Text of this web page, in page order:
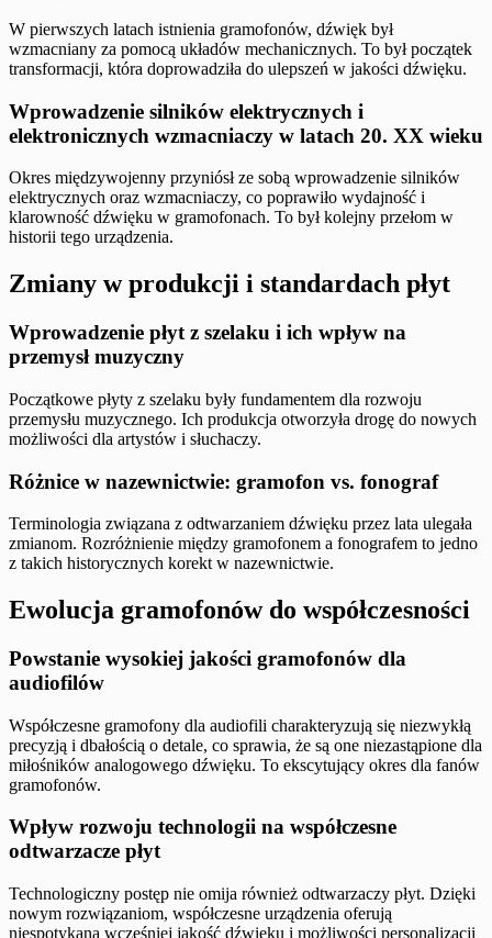
W pierwszych latach istnienia gramofonów, dźwięk był
wzmacniany za pomocą układów mechanicznych. To był początek
transformacji, która doprowadziła do ulepszeń w jakości dźwięku.
Wprowadzenie silników elektrycznych i
elektronicznych wzmacniaczy w latach 20. XX wieku
Okres międzywojenny przyniósł ze sobą wprowadzenie silników
elektrycznych oraz wzmacniaczy, co poprawiło wydajność i
klarowność dźwięku w gramofonach. To był kolejny przełom w
historii tego urządzenia.
Zmiany w produkcji i standardach płyt
Wprowadzenie płyt z szelaku i ich wpływ na
przemysł muzyczny
Początkowe płyty z szelaku były fundamentem dla rozwoju
przemysłu muzycznego. Ich produkcja otworzyła drogę do nowych
możliwości dla artystów i słuchaczy.
Różnice w nazewnictwie: gramofon vs. fonograf
Terminologia związana z odtwarzaniem dźwięku przez lata ulegała
zmianom. Rozróżnienie między gramofonem a fonografem to jedno
z takich historycznych korekt w nazewnictwie.
Ewolucja gramofonów do współczesności
Powstanie wysokiej jakości gramofonów dla
audiofilów
Współczesne gramofony dla audiofili charakteryzują się niezwykłą
precyzją i dbałością o detale, co sprawia, że są one niezastąpione dla
miłośników analogowego dźwięku. To ekscytujący okres dla fanów
gramofonów.
Wpływ rozwoju technologii na współczesne
odtwarzacze płyt
Technologiczny postęp nie omija również odtwarzaczy płyt. Dzięki
nowym rozwiązaniom, współczesne urządzenia oferują
niespotykaną wcześniej jakość dźwięku i możliwości personalizacji